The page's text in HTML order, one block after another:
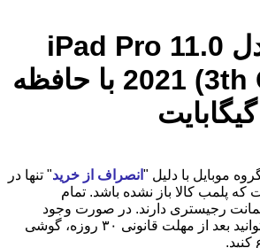
تبلت اپل مدل iPad Pro 11.0
2021 (3th Gen) WiFi با حافظه
موبایل با دلیل " انصراف از خرید" تنها در
پلمب کالا باز نشده باشد. تمام
رجیستری دارند. در صورت وجود
مشکل رجیستری، می‌توانید بعد از مهلت قانونی ۳۰ روزه، گوشی